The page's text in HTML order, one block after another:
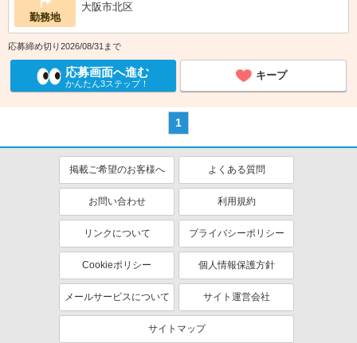
勤務地
大阪市北区
応募締め切り2026/08/31まで
応募画面へ進む
かんたん3ステップ！
キープ
1
掲載ご希望のお客様へ よくある質問
お問い合わせ 利用規約
リンクについて プライバシーポリシー
Cookieポリシー 個人情報保護方針
メールサービスについて サイト運営会社
サイトマップ